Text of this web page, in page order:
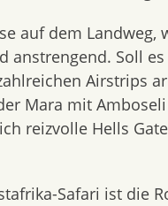
auf dem Landweg,
anstrengend. Soll
Airstrips
Mara mit
reizvolle Hells
Safari ist die